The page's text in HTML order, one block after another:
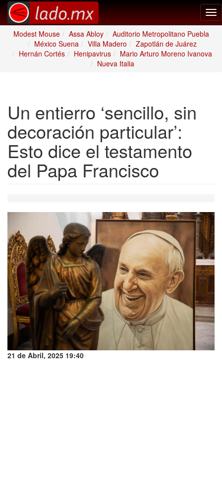
Modest Mouse
Assa Abloy
Auditorio Metropolitano Puebla
México Suena
Villa Madero
Zapotlán de Juárez
Hernán Cortés
Henipavirus
Mario Arturo Moreno Ivanova
Nueva Italia
Un entierro ‘sencillo, sin
decoración particular’:
Esto dice el testamento
del Papa Francisco
21 de Abril, 2025 19:40